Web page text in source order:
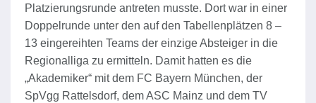
Platzierungsrunde antreten musste. Dort war in einer
Doppelrunde unter den auf den Tabellenplätzen 8 –
13 eingereihten Teams der einzige Absteiger in die
Regionalliga zu ermitteln. Damit hatten es die
„Akademiker“ mit dem FC Bayern München, der
SpVgg Rattelsdorf, dem ASC Mainz und dem TV